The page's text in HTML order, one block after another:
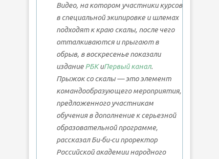
Видео, на котором участники курсов
в специальной экипировке и шлемах
подходят к краю скалы, после чего
отталкиваются и прыгают в
обрыв, в воскресенье показали
изданиеРБКиПервый канал.
Прыжок со скалы — это элемент
командообразующего мероприятия,
предложенного участникам
обучения в дополнение к серьезной
образовательной программе,
рассказал Би-би-си проректор
Российской академии народного